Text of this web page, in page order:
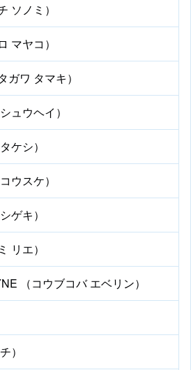
ソノミ）
マヤコ）
ガワ タマキ）
ュウヘイ）
ケシ）
ウスケ）
ゲキ）
リエ）
（コウブコバ エベリン）
）